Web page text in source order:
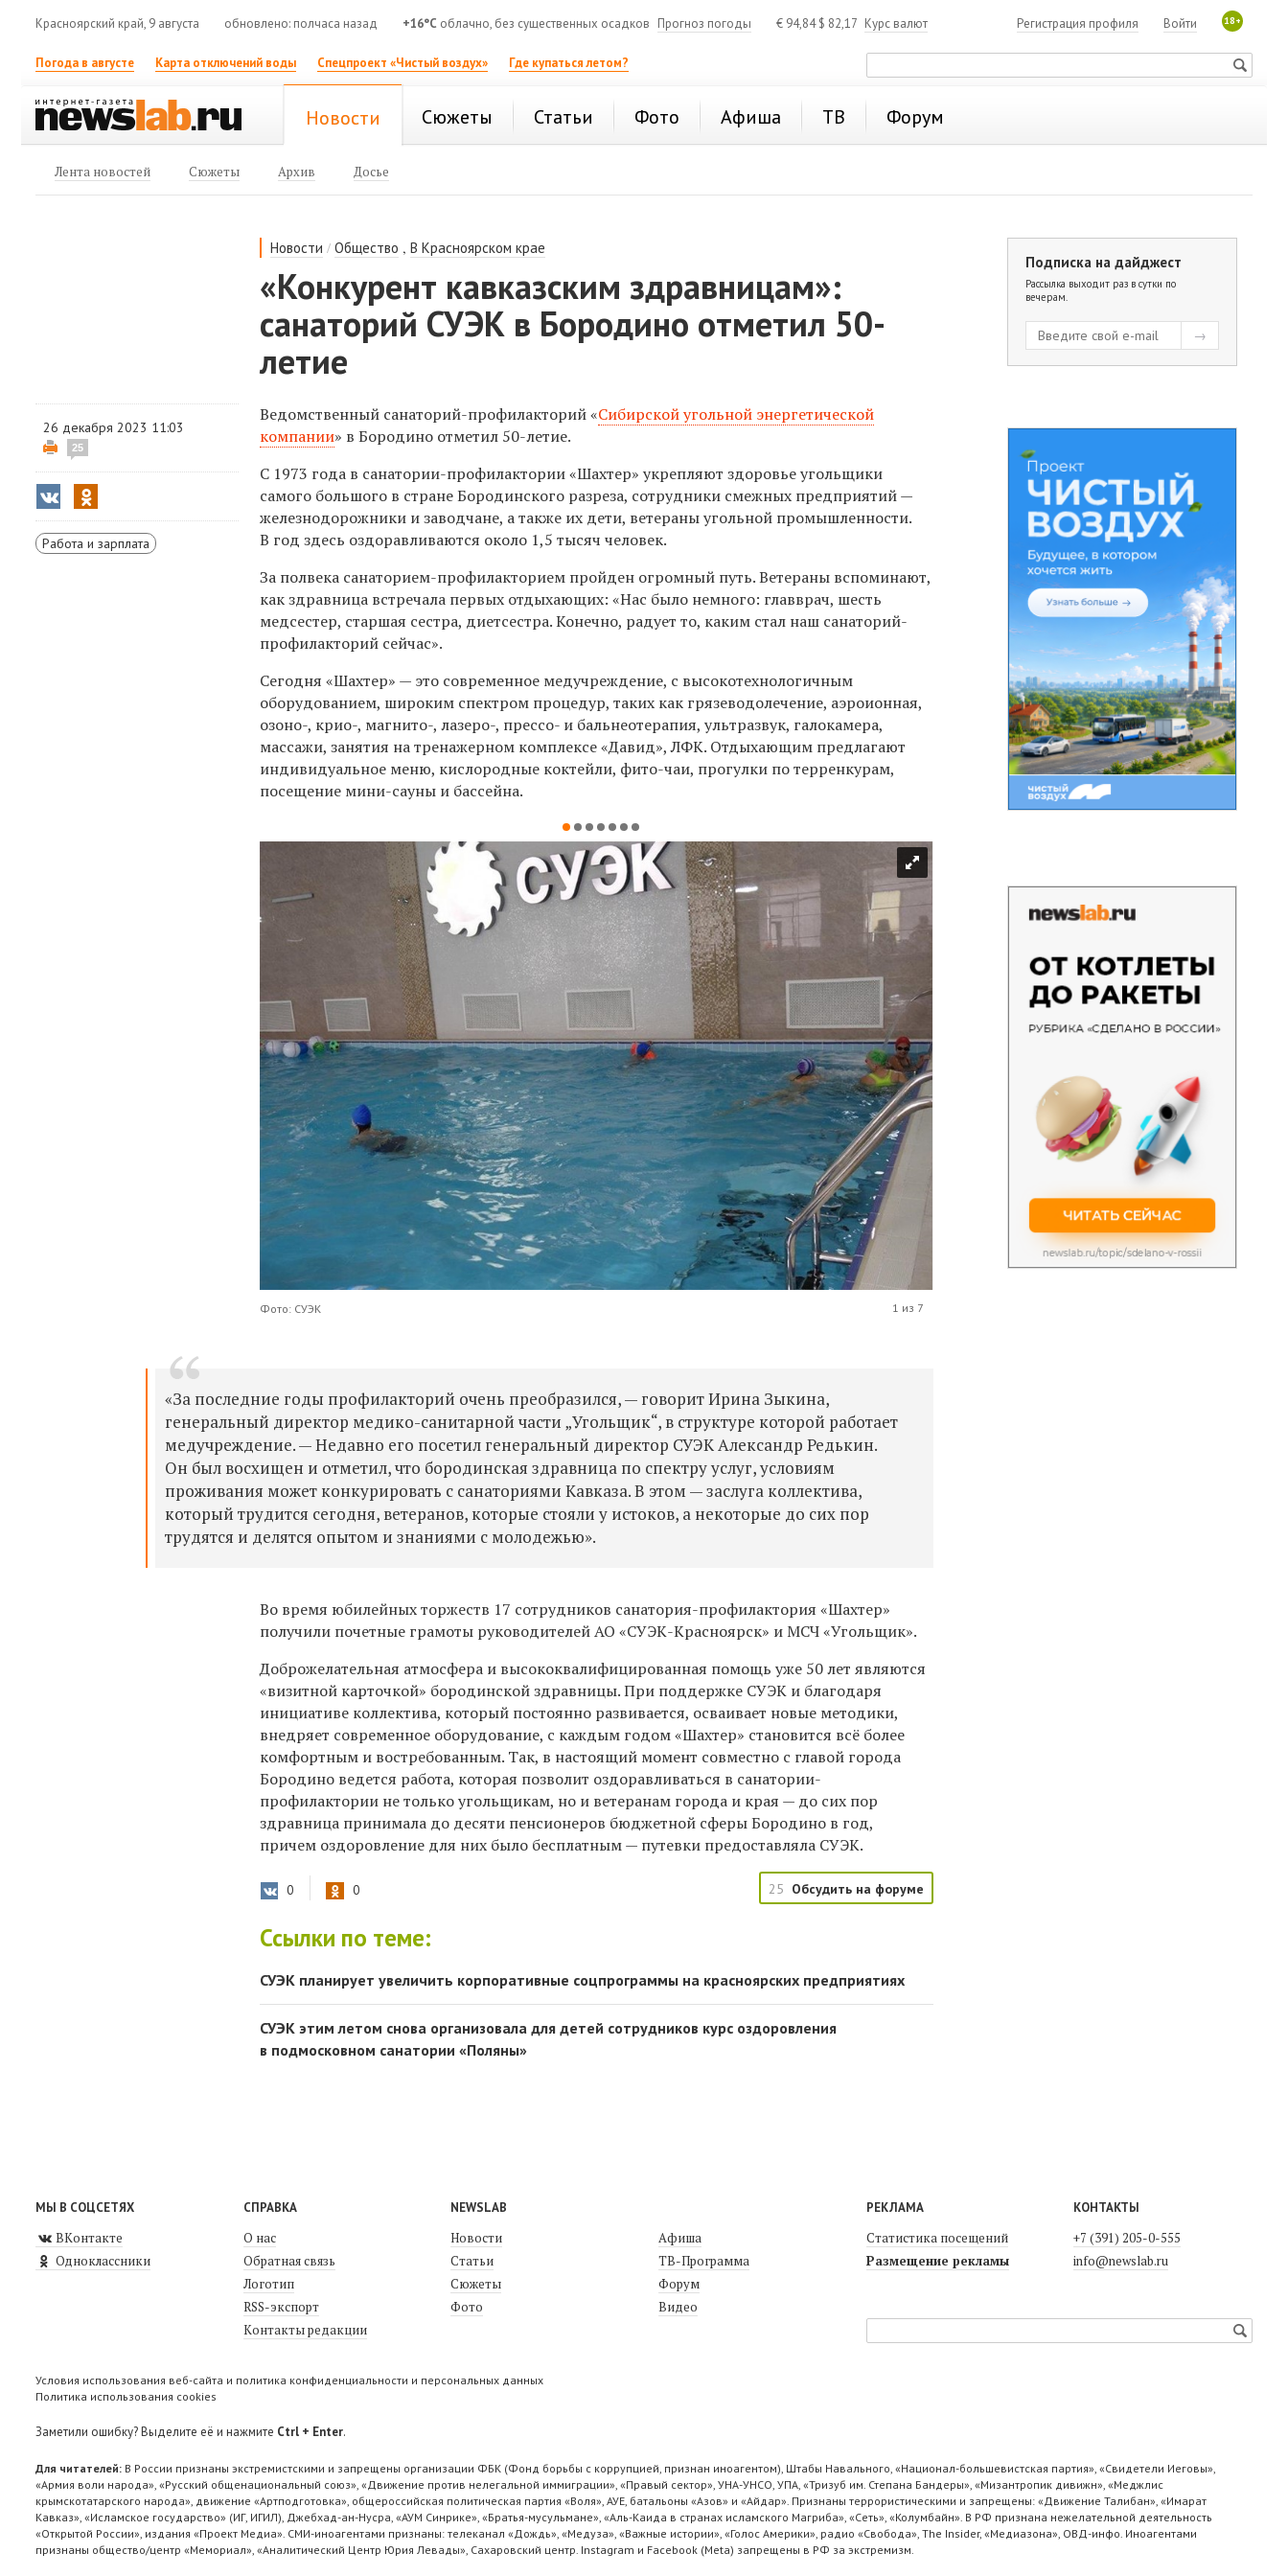
Красноярский край, 9 августа обновлено: полчаса назад +16°C облачно, без существенных осадков Прогноз погоды € 94,84$ 82,17 Курс валют 18+
Войти
Регистрация профиля
Погода в августе Карта отключений воды Спецпроект «Чистый воздух» Где купаться летом?
Новости Сюжеты Статьи Фото Афиша ТВ Форум
Лента новостей Сюжеты Архив Досье
Новости /Общество ,В Красноярском крае
«Конкурент кавказским здравницам»:
санаторий СУЭК в Бородино отметил 50-
летие
26 декабря 2023 11:03
25
Работа и зарплата
Ведомственный санаторий-профилакторий «Сибирской угольной энергетической
компании» в Бородино отметил 50-летие.
С 1973 года в санатории-профилактории «Шахтер» укрепляют здоровье угольщики
самого большого в стране Бородинского разреза, сотрудники смежных предприятий —
железнодорожники и заводчане, а также их дети, ветераны угольной промышленности.
В год здесь оздоравливаются около 1,5 тысяч человек.
За полвека санаторием-профилакторием пройден огромный путь. Ветераны вспоминают,
как здравница встречала первых отдыхающих: «Нас было немного: главврач, шесть
медсестер, старшая сестра, диетсестра. Конечно, радует то, каким стал наш санаторий-
профилакторий сейчас».
Сегодня «Шахтер» — это современное медучреждение, с высокотехнологичным
оборудованием, широким спектром процедур, таких как грязеводолечение, аэроионная,
озоно-, крио-, магнито-, лазеро-, прессо- и бальнеотерапия, ультразвук, галокамера,
массажи, занятия на тренажерном комплексе «Давид», ЛФК. Отдыхающим предлагают
индивидуальное меню, кислородные коктейли, фито-чаи, прогулки по терренкурам,
посещение мини-сауны и бассейна.
Фото: СУЭК 1 из 7
«За последние годы профилакторий очень преобразился, — говорит Ирина Зыкина,
генеральный директор медико-санитарной части „Угольщик“, в структуре которой работает
медучреждение. — Недавно его посетил генеральный директор СУЭК Александр Редькин.
Он был восхищен и отметил, что бородинская здравница по спектру услуг, условиям
проживания может конкурировать с санаториями Кавказа. В этом — заслуга коллектива,
который трудится сегодня, ветеранов, которые стояли у истоков, а некоторые до сих пор
трудятся и делятся опытом и знаниями с молодежью».
Во время юбилейных торжеств 17 сотрудников санатория-профилактория «Шахтер»
получили почетные грамоты руководителей АО «СУЭК-Красноярск» и МСЧ «Угольщик».
Доброжелательная атмосфера и высококвалифицированная помощь уже 50 лет являются
«визитной карточкой» бородинской здравницы. При поддержке СУЭК и благодаря
инициативе коллектива, который постоянно развивается, осваивает новые методики,
внедряет современное оборудование, с каждым годом «Шахтер» становится всё более
комфортным и востребованным. Так, в настоящий момент совместно с главой города
Бородино ведется работа, которая позволит оздоравливаться в санатории-
профилактории не только угольщикам, но и ветеранам города и края — до сих пор
здравница принимала до десяти пенсионеров бюджетной сферы Бородино в год,
причем оздоровление для них было бесплатным — путевки предоставляла СУЭК.
0 0 25 Обсудить на форуме
Ссылки по теме:
СУЭК планирует увеличить корпоративные соцпрограммы на красноярских предприятиях
СУЭК этим летом снова организовала для детей сотрудников курс оздоровления
в подмосковном санатории «Поляны»
Подписка на дайджест
Рассылка выходит раз в сутки по
вечерам.
МЫ В СОЦСЕТЯХ
ВКонтакте
Одноклассники
СПРАВКА
О нас
Обратная связь
Логотип
RSS-экспорт
Контакты редакции
NEWSLAB
Новости
Статьи
Сюжеты
Фото
Афиша
ТВ-Программа
Форум
Видео
РЕКЛАМА
Статистика посещений
Размещение рекламы
КОНТАКТЫ
+7 (391) 205-0-555
info@newslab.ru
Условия использования веб-сайта и политика конфиденциальности и персональных данных
Политика использования cookies
Заметили ошибку? Выделите её и нажмите Ctrl + Enter.
Для читателей: В России признаны экстремистскими и запрещены организации ФБК (Фонд борьбы с коррупцией, признан иноагентом), Штабы Навального, «Национал-большевистская партия», «Свидетели Иеговы»,
«Армия воли народа», «Русский общенациональный союз», «Движение против нелегальной иммиграции», «Правый сектор», УНА-УНСО, УПА, «Тризуб им. Степана Бандеры», «Мизантропик дивижн», «Меджлис
крымскотатарского народа», движение «Артподготовка», общероссийская политическая партия «Воля», АУЕ, батальоны «Азов» и «Айдар». Признаны террористическими и запрещены: «Движение Талибан», «Имарат
Кавказ», «Исламское государство» (ИГ, ИГИЛ), Джебхад-ан-Нусра, «АУМ Синрике», «Братья-мусульмане», «Аль-Каида в странах исламского Магриба», «Сеть», «Колумбайн». В РФ признана нежелательной деятельность
«Открытой России», издания «Проект Медиа». СМИ-иноагентами признаны: телеканал «Дождь», «Медуза», «Важные истории», «Голос Америки», радио «Свобода», The Insider, «Медиазона», ОВД-инфо. Иноагентами
признаны общество/центр «Мемориал», «Аналитический Центр Юрия Левады», Сахаровский центр. Instagram и Facebook (Metа) запрещены в РФ за экстремизм.